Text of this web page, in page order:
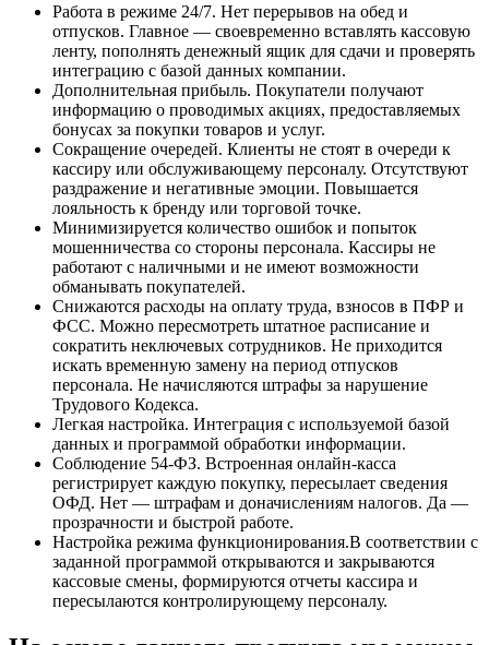
Работа в режиме 24/7. Нет перерывов на обед и
отпусков. Главное — своевременно вставлять кассовую
ленту, пополнять денежный ящик для сдачи и проверять
интеграцию с базой данных компании.
Дополнительная прибыль. Покупатели получают
информацию о проводимых акциях, предоставляемых
бонусах за покупки товаров и услуг.
Сокращение очередей. Клиенты не стоят в очереди к
кассиру или обслуживающему персоналу. Отсутствуют
раздражение и негативные эмоции. Повышается
лояльность к бренду или торговой точке.
Минимизируется количество ошибок и попыток
мошенничества со стороны персонала. Кассиры не
работают с наличными и не имеют возможности
обманывать покупателей.
Снижаются расходы на оплату труда, взносов в ПФР и
ФСС. Можно пересмотреть штатное расписание и
сократить неключевых сотрудников. Не приходится
искать временную замену на период отпусков
персонала. Не начисляются штрафы за нарушение
Трудового Кодекса.
Легкая настройка. Интеграция с используемой базой
данных и программой обработки информации.
Соблюдение 54-ФЗ. Встроенная онлайн-касса
регистрирует каждую покупку, пересылает сведения
ОФД. Нет — штрафам и доначислениям налогов. Да —
прозрачности и быстрой работе.
Настройка режима функционирования.В соответствии с
заданной программой открываются и закрываются
кассовые смены, формируются отчеты кассира и
пересылаются контролирующему персоналу.